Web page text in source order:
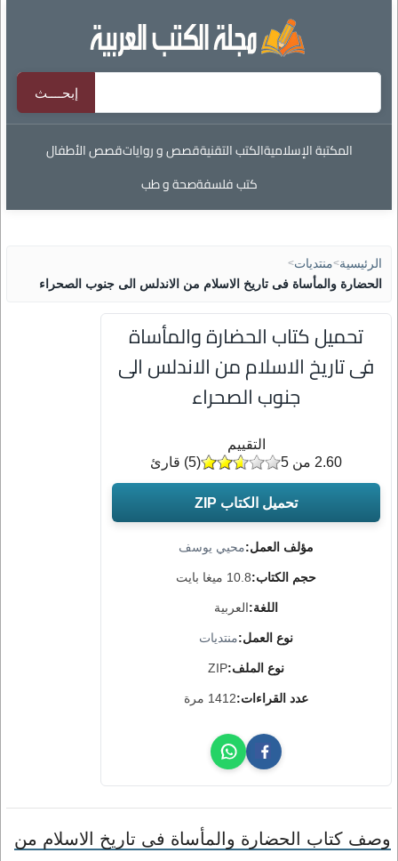
المكتبة الإسلاميةالكتب التقنيةقصص و رواياتقصص الأطفال
كتب فلسفةصحة و طب
الرئيسية>منتديات>
الحضارة والمأساة فى تاريخ الاسلام من الاندلس الى جنوب الصحراء
تحميل كتاب الحضارة والمأساة
فى تاريخ الاسلام من الاندلس الى
جنوب الصحراء
مؤلف العمل:محيي يوسف
حجم الكتاب:10.8 ميغا بايت
اللغة:العربية
نوع العمل:منتديات
نوع الملف:ZIP
عدد القراءات:1412 مرة
التقييم
(
5) قارئ 2.60 من 5
تحميل الكتاب ZIP
وصف كتاب الحضارة والمأساة فى تاريخ الاسلام من